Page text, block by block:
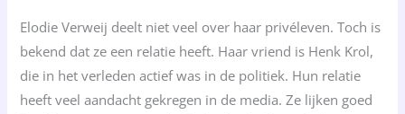
Elodie Verweij deelt niet veel over haar privéleven. Toch is
bekend dat ze een relatie heeft. Haar vriend is Henk Krol,
die in het verleden actief was in de politiek. Hun relatie
heeft veel aandacht gekregen in de media. Ze lijken goed